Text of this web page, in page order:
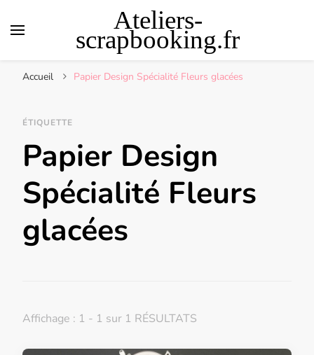
Ateliers-
scrapbooking.fr
Accueil Papier Design Spécialité Fleurs glacées
ÉTIQUETTE
Papier Design
Spécialité Fleurs
glacées
Affichage : 1 - 1 sur 1 RÉSULTATS